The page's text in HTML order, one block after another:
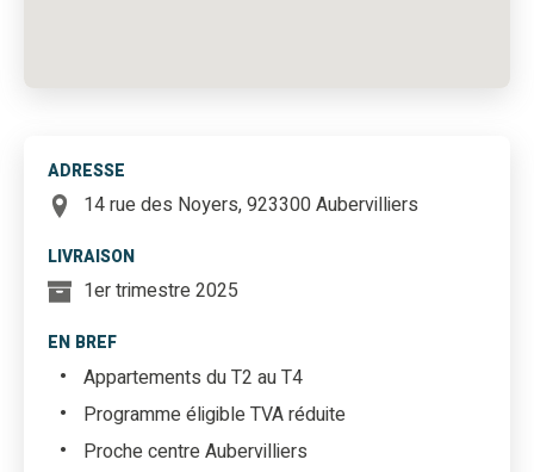
ADRESSE
14 rue des Noyers, 923300 Aubervilliers
LIVRAISON
1er trimestre 2025
EN BREF
Appartements du T2 au T4
Programme éligible TVA réduite
Proche centre Aubervilliers